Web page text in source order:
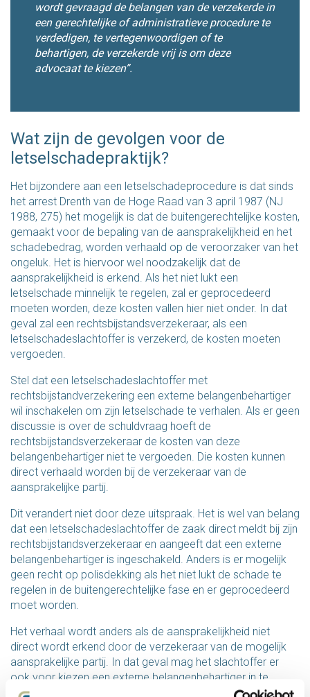
wordt gevraagd de belangen van de verzekerde in
een gerechtelijke of administratieve procedure te
verdedigen, te vertegenwoordigen of te
behartigen, de verzekerde vrij is om deze
advocaat te kiezen”.
Wat zijn de gevolgen voor de
letselschadepraktijk?
Het bijzondere aan een letselschadeprocedure is dat sinds
het arrest Drenth van de Hoge Raad van 3 april 1987 (NJ
1988, 275) het mogelijk is dat de buitengerechtelijke kosten,
gemaakt voor de bepaling van de aansprakelijkheid en het
schadebedrag, worden verhaald op de veroorzaker van het
ongeluk. Het is hiervoor wel noodzakelijk dat de
aansprakelijkheid is erkend. Als het niet lukt een
letselschade minnelijk te regelen, zal er geprocedeerd
moeten worden, deze kosten vallen hier niet onder. In dat
geval zal een rechtsbijstandsverzekeraar, als een
letselschadeslachtoffer is verzekerd, de kosten moeten
vergoeden.
Stel dat een letselschadeslachtoffer met
rechtsbijstandverzekering een externe belangenbehartiger
wil inschakelen om zijn letselschade te verhalen. Als er geen
discussie is over de schuldvraag hoeft de
rechtsbijstandsverzekeraar de kosten van deze
belangenbehartiger niet te vergoeden. Die kosten kunnen
direct verhaald worden bij de verzekeraar van de
aansprakelijke partij.
Dit verandert niet door deze uitspraak. Het is wel van belang
dat een letselschadeslachtoffer de zaak direct meldt bij zijn
rechtsbijstandsverzekeraar en aangeeft dat een externe
belangenbehartiger is ingeschakeld. Anders is er mogelijk
geen recht op polisdekking als het niet lukt de schade te
regelen in de buitengerechtelijke fase en er geprocedeerd
moet worden.
Het verhaal wordt anders als de aansprakelijkheid niet
direct wordt erkend door de verzekeraar van de mogelijk
aansprakelijke partij. In dat geval mag het slachtoffer er
ook voor kiezen een externe belangenbehartiger in te
schakelen en deze kosten dienen in eerste instantie